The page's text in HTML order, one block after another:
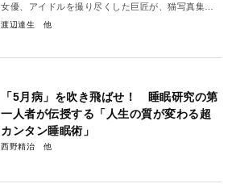
女優、アイドルを撮り尽くした巨匠が、猫写真集発
売で、猫カメラマン宣言！
渡辺達生
「5月病」を吹き飛ばせ！ 睡眠研究の第
一人者が伝授する「人生の質が変わる超
カンタン睡眠術」
西野精治